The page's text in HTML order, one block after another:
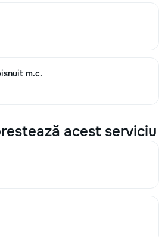
m.c.
acest serviciu